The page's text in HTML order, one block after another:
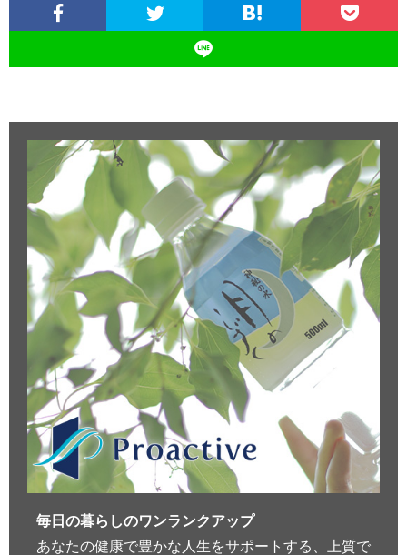
毎日の暮らしのワンランクアップ
あなたの健康で豊かな人生をサポートする、上質で